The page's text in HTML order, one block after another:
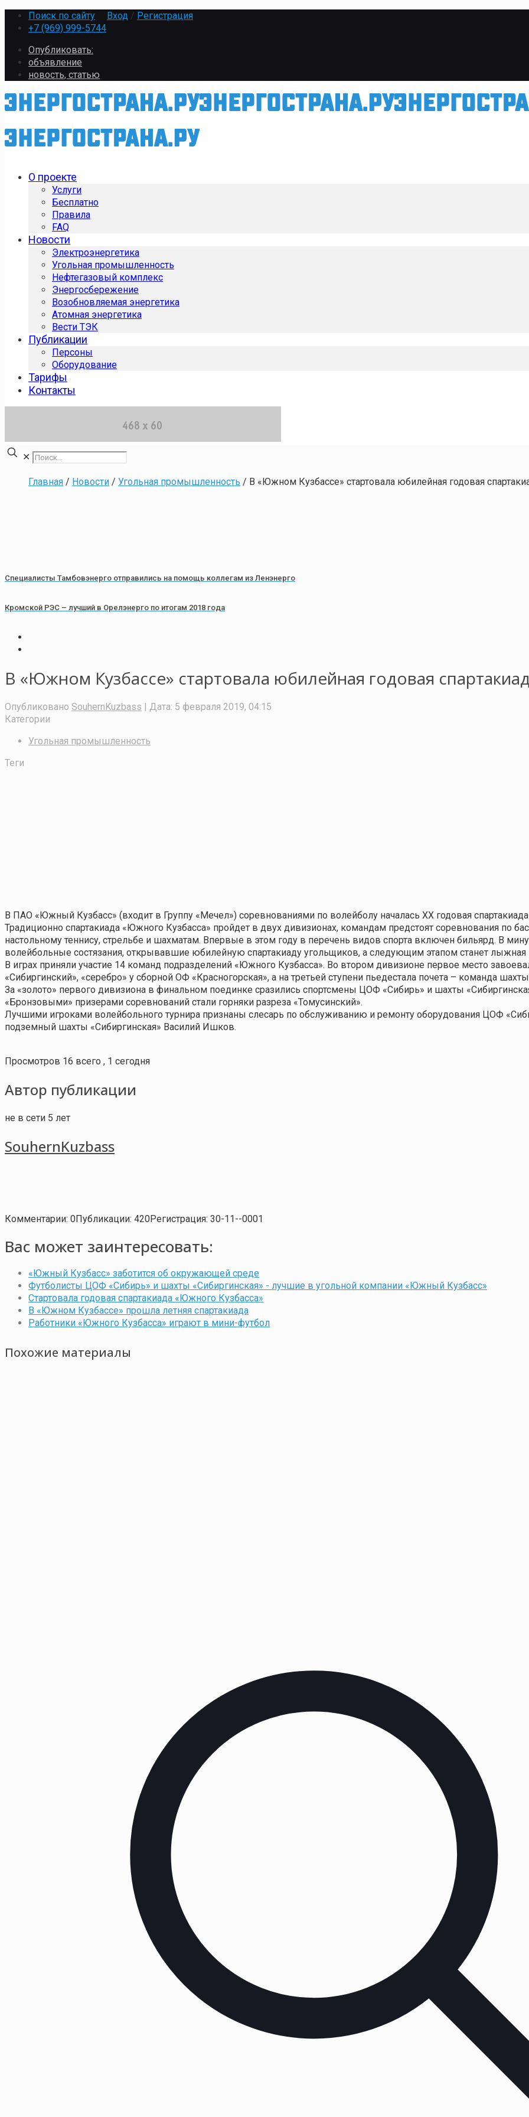
Поиск по сайту Вход / Регистрация
+7 (969) 999-5744
Опубликовать:
объявление
новость, статью
О проекте
Услуги
Бесплатно
Правила
FAQ
Новости
Электроэнергетика
Угольная промышленность
Нефтегазовый комплекс
Энергосбережение
Возобновляемая энергетика
Атомная энергетика
Вести ТЭК
Публикации
Персоны
Оборудование
Тарифы
Контакты
✕
Главная / Новости / Угольная промышленность / В «Южном Кузбассе» стартовала юбилейная годовая
Специалисты Тамбовэнерго отправились на помощь коллегам из Ленэнерго
Кромской РЭС – лучший в Орелэнерго по итогам 2018 года
В «Южном Кузбассе» стартовала юбилейная годовая
Опубликовано SouhernKuzbass | Дата: 5 февраля 2019, 04:15
Категории
Угольная промышленность
Теги
В ПАО «Южный Кузбасс» (входит в Группу «Мечел») соревнованиями по волейболу началась XX годовая
Традиционно спартакиада «Южного Кузбасса» пройдет в двух дивизионах, командам предстоят соревнования по
настольному теннису, стрельбе и шахматам. Впервые в этом году в перечень видов спорта включен бильярд. В
волейбольные состязания, открывавшие юбилейную спартакиаду угольщиков, а следующим этапом станет лыжная
В играх приняли участие 14 команд подразделений «Южного Кузбасса». Во втором дивизионе первое место
«Сибиргинский», «серебро» у сборной ОФ «Красногорская», а на третьей ступени пьедестала почета – команда
За «золото» первого дивизиона в финальном поединке сразились спортсмены ЦОФ «Сибирь» и шахты
«Бронзовыми» призерами соревнований стали горняки разреза «Томусинский».
Лучшими игроками волейбольного турнира признаны слесарь по обслуживанию и ремонту оборудования ЦОФ
подземный шахты «Сибиргинская» Василий Ишков.
Просмотров 16 всего , 1 сегодня
Автор публикации
не в сети 5 лет
SouhernKuzbass
Комментарии: 0Публикации: 420Регистрация: 30-11--0001
Вас может заинтересовать:
«Южный Кузбасс» заботится об окружающей среде
Футболисты ЦОФ «Сибирь» и шахты «Сибиргинская» - лучшие в угольной компании «Южный Кузбасс»
Стартовала годовая спартакиада «Южного Кузбасса»
В «Южном Кузбассе» прошла летняя спартакиада
Работники «Южного Кузбасса» играют в мини-футбол
Похожие материалы